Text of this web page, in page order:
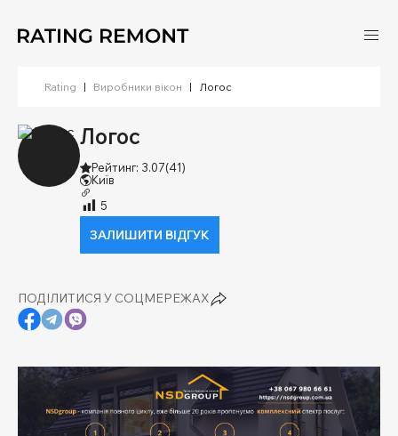
Rating | Виробники вікон | Логос
Логос
Рейтинг: 3.07(41)
Київ
5
ЗАЛИШИТИ ВІДГУК
ПОДІЛИТИСЯ У СОЦМЕРЕЖАХ